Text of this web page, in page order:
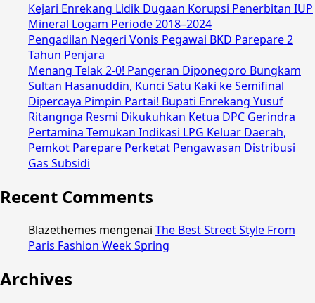
Kejari Enrekang Lidik Dugaan Korupsi Penerbitan IUP
Mineral Logam Periode 2018–2024
Pengadilan Negeri Vonis Pegawai BKD Parepare 2
Tahun Penjara
Menang Telak 2-0! Pangeran Diponegoro Bungkam
Sultan Hasanuddin, Kunci Satu Kaki ke Semifinal
Dipercaya Pimpin Partai! Bupati Enrekang Yusuf
Ritangnga Resmi Dikukuhkan Ketua DPC Gerindra
Pertamina Temukan Indikasi LPG Keluar Daerah,
Pemkot Parepare Perketat Pengawasan Distribusi
Gas Subsidi
Recent Comments
Blazethemes mengenai The Best Street Style From
Paris Fashion Week Spring
Archives